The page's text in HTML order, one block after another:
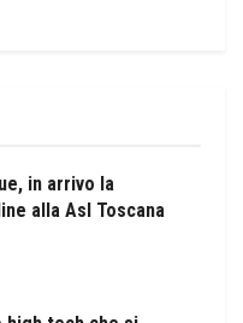
in arrivo la
alla Asl Toscana